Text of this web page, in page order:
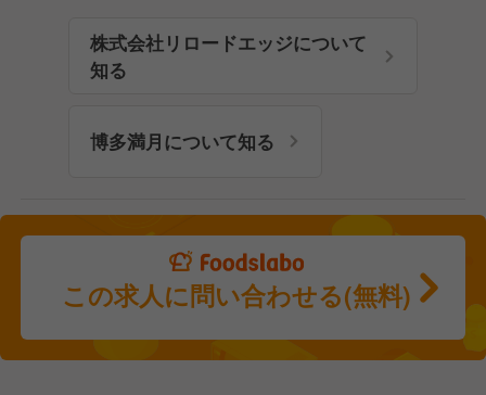
株式会社リロードエッジについて
知る
博多満月について知る
この求人に問い合わせる(無料)